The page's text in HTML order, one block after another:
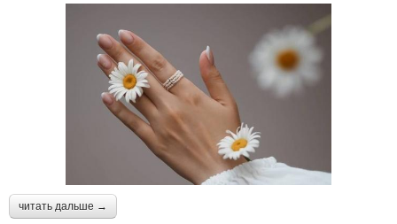
читать дальше →